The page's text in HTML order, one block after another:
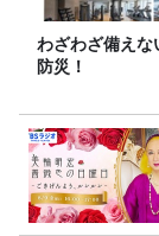
わざわざ備えな
防災！